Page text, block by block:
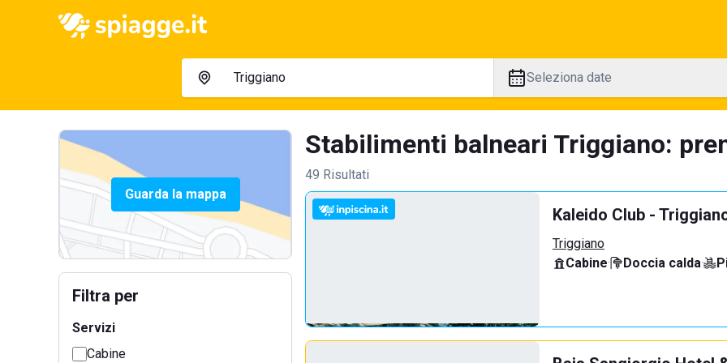
Seleziona date
Guarda la mappa
Filtra per
Servizi
Cabine
Stabilimenti balneari Triggiano:
49 Risultati
Kaleido Club -
Triggiano
Cabine· Doccia calda·